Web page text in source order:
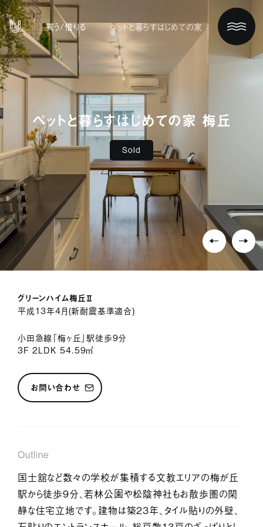
買う/借りる ペットと暮らすはじめての家 梅丘
ペットと暮らすはじめての家 梅丘
Sold
グリーンハイム梅丘Ⅱ
平成13年4月(新耐震基準適合)
小田急線「梅ヶ丘」駅徒歩9分
3F 2LDK 54.59㎡
お問い合わせ
Outline
国士舘など数々の学校が集積する文教エリアの梅が丘
駅から徒歩9分、若林公園や松陰神社もお散歩圏の閑
静な住宅立地です。建物は築23年、タイル貼りの外壁、
ホーム
買う/借りる
リノベする
サービス紹介
ジャーナル
お問い合わせ
会社情報 採用情報